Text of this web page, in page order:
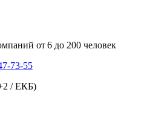
от 6 до 200 человек
73-55
/ ЕКБ)